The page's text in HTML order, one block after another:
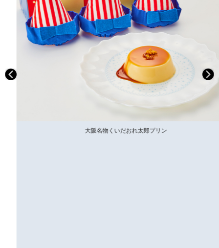
大阪名物くいだおれ太郎プリン